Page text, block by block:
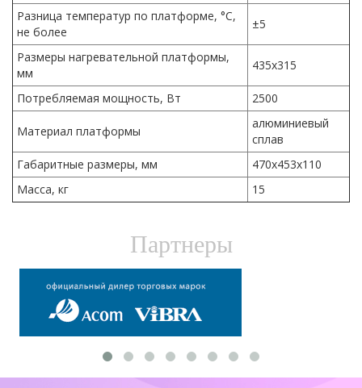
Разница температур по платформе, °С,
не более
±5
Размеры нагревательной платформы,
мм
435х315
Потребляемая мощность, Вт 2500
Материал платформы
алюминиевый
сплав
Габаритные размеры, мм
470х453х110
Масса, кг
15
Партнеры